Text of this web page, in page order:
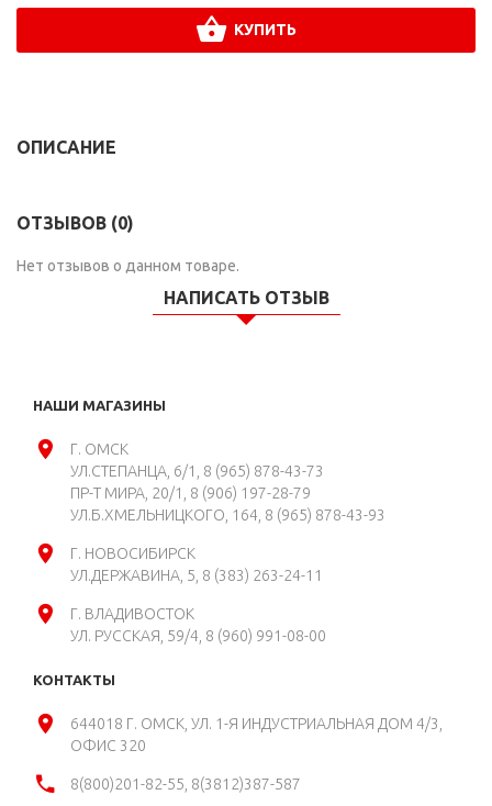
КУПИТЬ
ОПИСАНИЕ
ОТЗЫВОВ (0)
Нет отзывов о данном товаре.
НАПИСАТЬ ОТЗЫВ
НАШИ МАГАЗИНЫ
Г. ОМСК
УЛ.СТЕПАНЦА, 6/1
8 (965) 878-43-73
ПР-Т МИРА, 20/1
8 (906) 197-28-79
УЛ.Б.ХМЕЛЬНИЦКОГО, 164 8 (965) 878-43-93
Г. НОВОСИБИРСК
УЛ.ДЕРЖАВИНА, 5 8 (383) 263-24-11
Г. ВЛАДИВОСТОК
УЛ. РУССКАЯ, 59/4 8 (960) 991-08-00
КОНТАКТЫ
644018 Г. ОМСК, УЛ. 1-Я ИНДУСТРИАЛЬНАЯ ДОМ 4/3,
ОФИС 320
8(800)201-82-55, 8(3812)387-587